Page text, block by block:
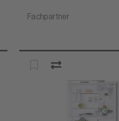
Fachpartner